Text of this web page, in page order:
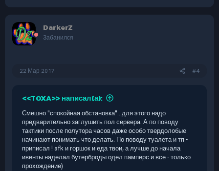
DarkerZ
Забанился
22 Мар 2017 #4
<<TOXA>> написал(а):
Смешно "спокойная обстановка"...для этого надо
предварительно заглушить пол сервера. А по поводу
тактики после полутора часов даже особо твердолобые
начинают понимать что делать. По поводу туалета и тп -
приписал ! afk и горшок и еда твои, а лучше до начала
ивенты наделал бутерброды одел памперс и все - только
прохождение)